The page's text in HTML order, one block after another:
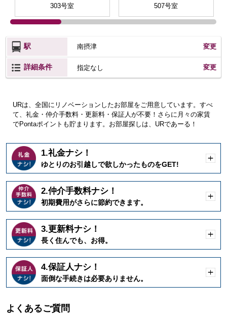
303号室
507号室
駅 南摂津 変更
詳細条件 指定なし 変更
URは、全国にリノベーションしたお部屋をご用意しています。すべ
て、礼金・仲介手数料・更新料・保証人が不要！さらに月々の家賃
でPontaポイントも貯まります。お部屋探しは、URであーる！
1.礼金ナシ！
ゆとりのお引越しで欲しかったものをGET!
く
2.仲介手数料ナシ！
初期費用がさらに節約できます。
く
3.更新料ナシ！
長く住んでも、お得。
く
4.保証人ナシ！
面倒な手続きは必要ありません。
く
よくあるご質問